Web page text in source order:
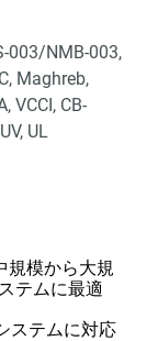
003/NMB-003,
Maghreb,
VCCI, CB-
UL
規模から大規
テムに最適
ステムに対応